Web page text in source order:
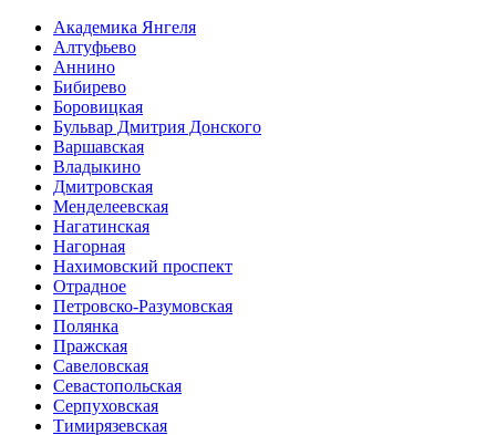
Академика Янгеля
Алтуфьево
Аннино
Бибирево
Боровицкая
Бульвар Дмитрия Донского
Варшавская
Владыкино
Дмитровская
Менделеевская
Нагатинская
Нагорная
Нахимовский проспект
Отрадное
Петровско-Разумовская
Полянка
Пражская
Савеловская
Севасто­польская
Серпуховская
Тимирязевская